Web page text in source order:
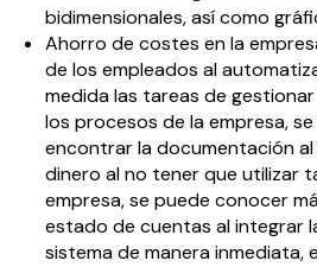
bidimensionales, así como
Ahorro de costes en la
de los empleados al
medida las tareas de
los procesos de la empresa,
encontrar la documentación
dinero al no tener que utilizar
empresa, se puede conocer
estado de cuentas al integrar
sistema de manera inmediata,